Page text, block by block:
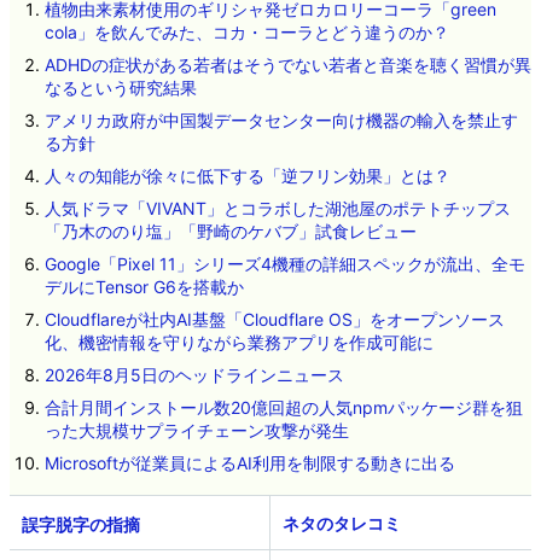
植物由来素材使用のギリシャ発ゼロカロリーコーラ「green
cola」を飲んでみた、コカ・コーラとどう違うのか？
ADHDの症状がある若者はそうでない若者と音楽を聴く習慣が異
なるという研究結果
アメリカ政府が中国製データセンター向け機器の輸入を禁止す
る方針
人々の知能が徐々に低下する「逆フリン効果」とは？
人気ドラマ「VIVANT」とコラボした湖池屋のポテトチップス
「乃木ののり塩」「野崎のケバブ」試食レビュー
Google「Pixel 11」シリーズ4機種の詳細スペックが流出、全モ
デルにTensor G6を搭載か
Cloudflareが社内AI基盤「Cloudflare OS」をオープンソース
化、機密情報を守りながら業務アプリを作成可能に
2026年8月5日のヘッドラインニュース
合計月間インストール数20億回超の人気npmパッケージ群を狙
った大規模サプライチェーン攻撃が発生
Microsoftが従業員によるAI利用を制限する動きに出る
ネタのタレコミ